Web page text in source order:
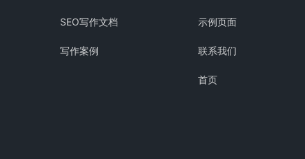
SEO写作文档
写作案例
示例页面
联系我们
首页